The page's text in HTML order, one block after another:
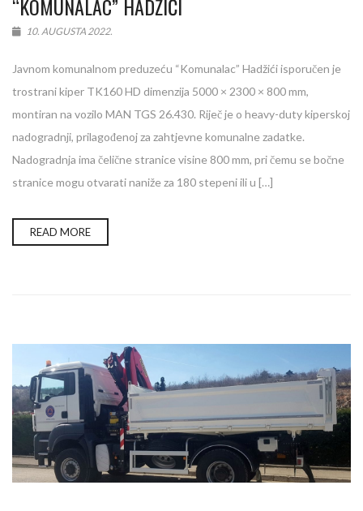
“KOMUNALAC” HADŽIĆI
10. AUGUSTA 2022.
Javnom komunalnom preduzeću “Komunalac” Hadžići isporučen je
trostrani kiper TK160 HD dimenzija 5000 × 2300 × 800 mm,
montiran na vozilo MAN TGS 26.430. Riječ je o heavy-duty kiperskoj
nadogradnji, prilagođenoj za zahtjevne komunalne zadatke.
Nadogradnja ima čelične stranice visine 800 mm, pri čemu se bočne
stranice mogu otvarati naniže za 180 stepeni ili u […]
READ MORE